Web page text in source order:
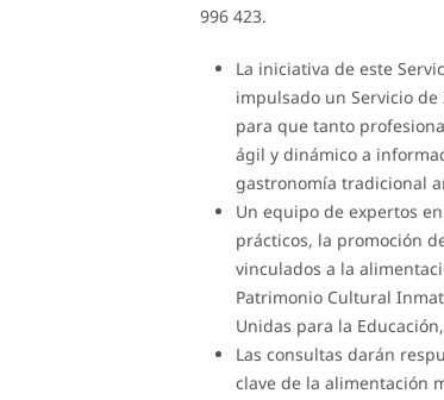
996 423.
La iniciativa de este
impulsado un Servicio
para que tanto
ágil y dinámico a
gastronomía tradicional
Un equipo de expertos
prácticos, la promoción
vinculados a la
Patrimonio Cultural
Unidas para la
Las consultas darán
clave de la alimentación